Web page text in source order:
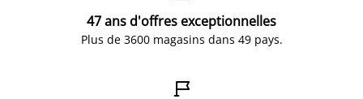
47 ans d'offres exceptionnelles
Plus de 3600 magasins dans 49 pays.
